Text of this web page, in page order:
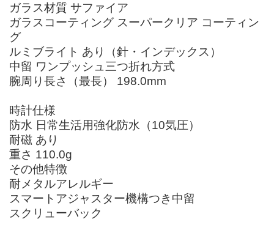
ガラス材質 サファイア
ガラスコーティング スーパークリア コーティン
グ
ルミブライト あり（針・インデックス）
中留 ワンプッシュ三つ折れ方式
腕周り長さ（最長） 198.0mm
時計仕様
防水 日常生活用強化防水（10気圧）
耐磁 あり
重さ 110.0g
その他特徴
耐メタルアレルギー
スマートアジャスター機構つき中留
スクリューバック